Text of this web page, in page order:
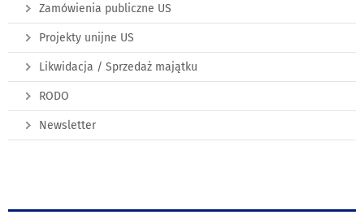
Zamówienia publiczne US
Projekty unijne US
Likwidacja / Sprzedaż majątku
RODO
Newsletter